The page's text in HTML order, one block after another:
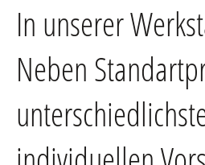
In unserer
Neben